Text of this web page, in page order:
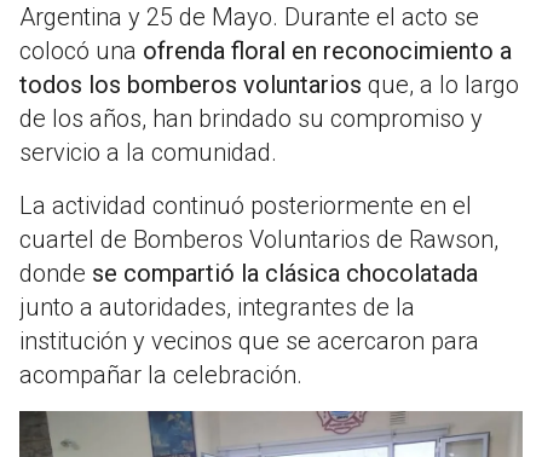
Argentina y 25 de Mayo. Durante el acto se
colocó una ofrenda floral en reconocimiento a
todos los bomberos voluntarios que, a lo largo
de los años, han brindado su compromiso y
servicio a la comunidad.
La actividad continuó posteriormente en el
cuartel de Bomberos Voluntarios de Rawson,
donde se compartió la clásica chocolatada
junto a autoridades, integrantes de la
institución y vecinos que se acercaron para
acompañar la celebración.